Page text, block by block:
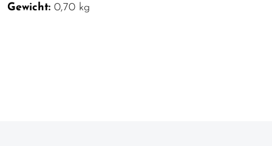
Gewicht: 0,70 kg